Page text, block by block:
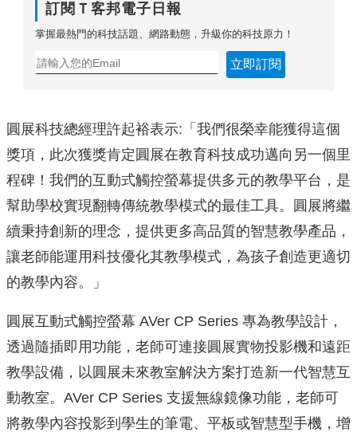
訂閱Ｔ客邦電子日報
掌握最熱門的科技話題、網路動態，升級你的科技原力！
立即訂閱
圓展科技總經理許起裕表示:「我們很榮幸能獲得這個
獎項， 此次獲獎肯定圓展在教育科技成功邁向另一個里
程碑！ 我們的互動式觸控螢幕提供多元的教學平台， 是
幫助學校實現翻轉傳統教學模式的最佳工具。 圓展將繼
續秉持創新的理念，提供更多高品質的智慧教學產品，
讓老師能運用科技優化其教學模式，為孩子創造更適切
的教學內容。
」
圓展互動式觸控螢幕 AVer CP Series 專為教學設計，
透過隨插即用功能， 老師可連接圓展實物投影機和遠距
教學設備， 以圓展未來教室解決方案打造新一代智慧互
動教室。AVer CP Series 支援無線鏡像功能， 老師可
將教學內容投影到學生的筆電、平板或智慧型手機， 增